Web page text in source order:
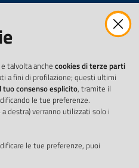
e talvolta anche cookies di terze parti
a fini di profilazione; questi ultimi
tuo consenso esplicito, tramite il
le tue preferenze.
destra) verranno utilizzati solo i
le tue preferenze, puoi